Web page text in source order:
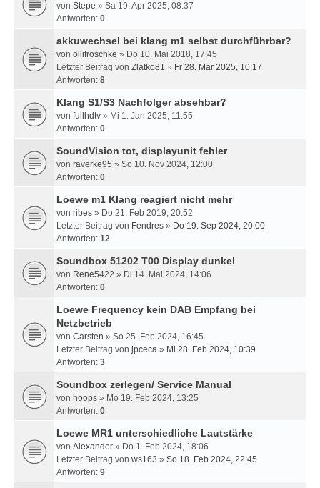
von Stepe » Sa 19. Apr 2025, 08:37
Antworten: 0
akkuwechsel bei klang m1 selbst durchführbar?
von ollifroschke » Do 10. Mai 2018, 17:45
Letzter Beitrag von Zlatko81 » Fr 28. Mär 2025, 10:17
Antworten: 8
Klang S1/S3 Nachfolger absehbar?
von fullhdtv » Mi 1. Jan 2025, 11:55
Antworten: 0
SoundVision tot, displayunit fehler
von raverke95 » So 10. Nov 2024, 12:00
Antworten: 0
Loewe m1 Klang reagiert nicht mehr
von ribes » Do 21. Feb 2019, 20:52
Letzter Beitrag von Fendres » Do 19. Sep 2024, 20:00
Antworten: 12
Soundbox 51202 T00 Display dunkel
von Rene5422 » Di 14. Mai 2024, 14:06
Antworten: 0
Loewe Frequency kein DAB Empfang bei
Netzbetrieb
von Carsten » So 25. Feb 2024, 16:45
Letzter Beitrag von jpceca » Mi 28. Feb 2024, 10:39
Antworten: 3
Soundbox zerlegen/ Service Manual
von hoops » Mo 19. Feb 2024, 13:25
Antworten: 0
Loewe MR1 unterschiedliche Lautstärke
von Alexander » Do 1. Feb 2024, 18:06
Letzter Beitrag von ws163 » So 18. Feb 2024, 22:45
Antworten: 9